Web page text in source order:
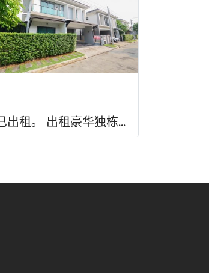
已出租。 出租豪华独栋别墅位于 PYVE Ratchaphruek–Sirindhorn 的稀有转角独栋别墅，土地面积 53.9 平方哇，使用面积 229 平方米，规划 3间卧室、4间浴室，配备宽敞厨房、Pantry、多功能房及花园空间。